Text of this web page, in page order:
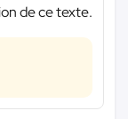
de ce texte.